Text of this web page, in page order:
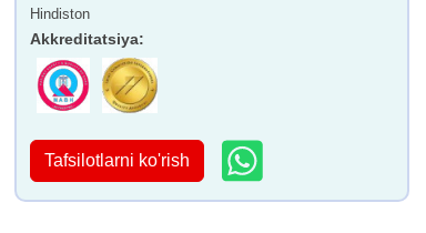
Hindiston
Akkreditatsiya:
Tafsilotlarni ko'rish